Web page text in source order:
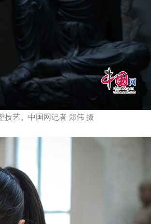
技艺。中国网记者 郑伟 摄